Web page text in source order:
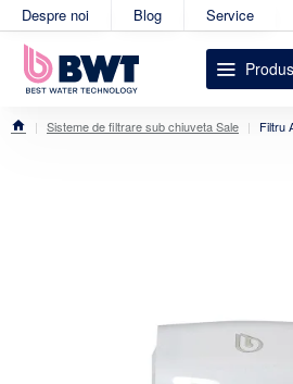
Despre noi Blog Service
home
Sisteme de filtrare sub chiuveta Sale Filtru